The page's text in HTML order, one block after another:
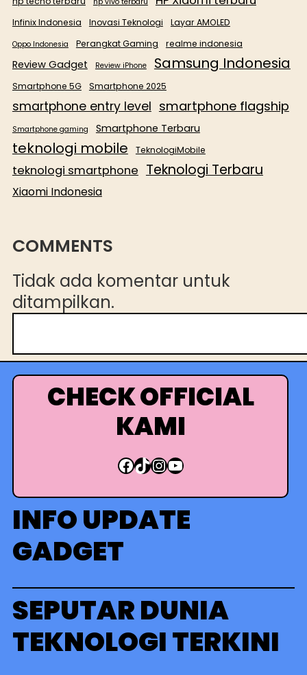
Infinix Indonesia Inovasi Teknologi Layar AMOLED
Oppo Indonesia Perangkat Gaming realme indonesia
Review Gadget Review iPhone Samsung Indonesia
Smartphone 5G Smartphone 2025
smartphone entry level smartphone flagship
Smartphone gaming Smartphone Terbaru
teknologi mobile TeknologiMobile
teknologi smartphone Teknologi Terbaru
Xiaomi Indonesia
COMMENTS
Tidak ada komentar untuk
ditampilkan.
r
i
CHECK OFFICIAL
KAMI
Facebook TikTok InstagramYouTube
INFO UPDATE
GADGET
SEPUTAR DUNIA
TEKNOLOGI TERKINI